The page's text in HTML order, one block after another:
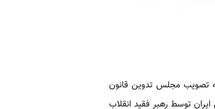
فعلی، حاصل هم‌فکری عده‌ای از خبرگان منتخب مردم است که در سال 1358 به تصویب مجلس تدوین قانون
توسط رهبر فقید انقلاب